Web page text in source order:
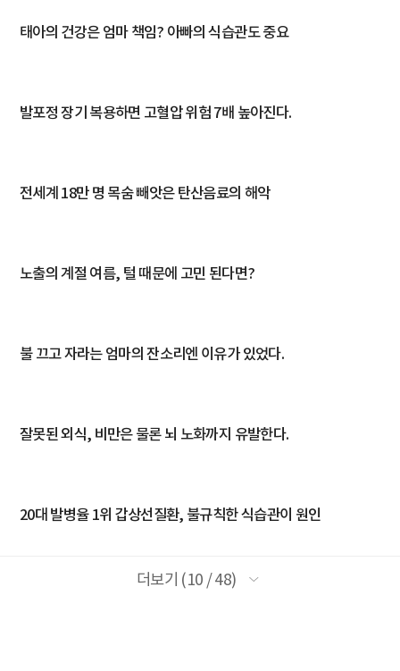
검
태아의 건강은 엄마 책임? 아빠의 식습관도 중요
발포정 장기 복용하면 고혈압 위험 7배 높아진다.
전세계 18만 명 목숨 빼앗은 탄산음료의 해악
노출의 계절 여름, 털 때문에 고민 된다면?
불 끄고 자라는 엄마의 잔소리엔 이유가 있었다.
잘못된 외식, 비만은 물론 뇌 노화까지 유발한다.
20대 발병율 1위 갑상선질환, 불규칙한 식습관이 원인
더보기 (10 / 48)